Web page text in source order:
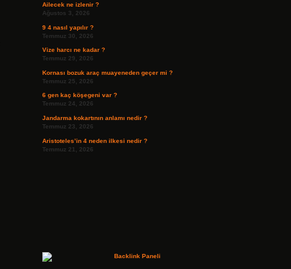
Ailecek ne izlenir ?
Ağustos 3, 2026
9 4 nasıl yapılır ?
Temmuz 30, 2026
Vize harcı ne kadar ?
Temmuz 29, 2026
Kornası bozuk araç muayeneden geçer mi ?
Temmuz 25, 2026
6 gen kaç köşegeni var ?
Temmuz 24, 2026
Jandarma kokartının anlamı nedir ?
Temmuz 23, 2026
Aristoteles’in 4 neden ilkesi nedir ?
Temmuz 21, 2026